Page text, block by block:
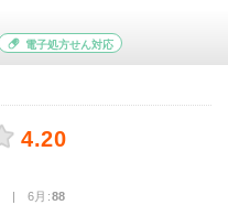
電子処方せん対応
4.20
| 6月:88